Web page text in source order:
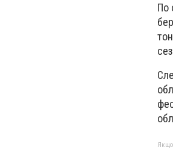
По
Якщо